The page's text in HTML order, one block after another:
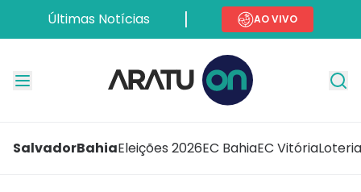
Últimas Notícias AO VIVO
SalvadorBahiaEleições 2026EC BahiaEC Vitória